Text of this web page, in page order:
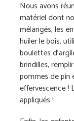
Nous avons
matériel dont
mélangés, les
huiler le bois,
boulettes
brindilles,
pommes de pin
effervescence !
appliqués !